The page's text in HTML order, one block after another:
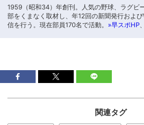
1959（昭和34）年創刊。人気の野球、ラグビ
部をくまなく取材し、年12回の新聞発行およ
信を行う。現在部員170名で活動。 »早スポHP、
関連タグ